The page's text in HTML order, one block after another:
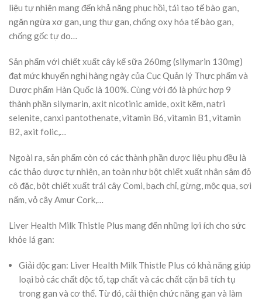
liệu tự nhiên mang đến khả năng phục hồi, tái tạo tế bào gan,
ngăn ngừa xơ gan, ung thư gan, chống oxy hóa tế bào gan,
chống gốc tự do…
Sản phẩm với chiết xuất cây kế sữa 260mg (silymarin 130mg)
đạt mức khuyến nghị hàng ngày của Cục Quản lý Thực phẩm và
Dược phẩm Hàn Quốc là 100%. Cùng với đó là phức hợp 9
thành phần silymarin, axit nicotinic amide, oxit kẽm, natri
selenite, canxi pantothenate, vitamin B6, vitamin B1, vitamin
B2, axit folic,…
Ngoài ra, sản phẩm còn có các thành phần dược liệu phụ đều là
các thảo dược tự nhiên, an toàn như bột chiết xuất nhân sâm đỏ
cô đặc, bột chiết xuất trái cây Comi, bạch chỉ, gừng, mộc qua, sợi
nấm, vỏ cây Amur Cork,…
Liver Health Milk Thistle Plus mang đến những lợi ích cho sức
khỏe lá gan:
Giải độc gan: Liver Health Milk Thistle Plus có khả năng giúp
loại bỏ các chất độc tố, tạp chất và các chất cặn bã tích tụ
trong gan và cơ thể. Từ đó, cải thiện chức năng gan và làm